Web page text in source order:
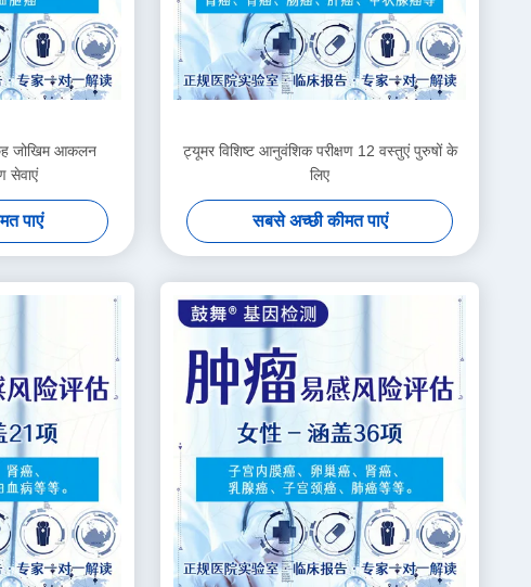
जोखिम आकलन
सेवाएं
पाएं
ट्यूमर विशिष्ट आनुवंशिक परीक्षण 12 वस्तुएं पुरुषों के
लिए
सबसे अच्छी कीमत पाएं